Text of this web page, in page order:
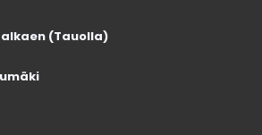
alkaen (Tauolla)